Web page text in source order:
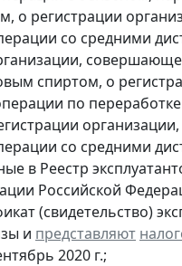
о регистрации
со средними
спиртом, о
по
организации,
со средними
в Реестр
Российской
(свидетельство)
и представляют
2020 г.;